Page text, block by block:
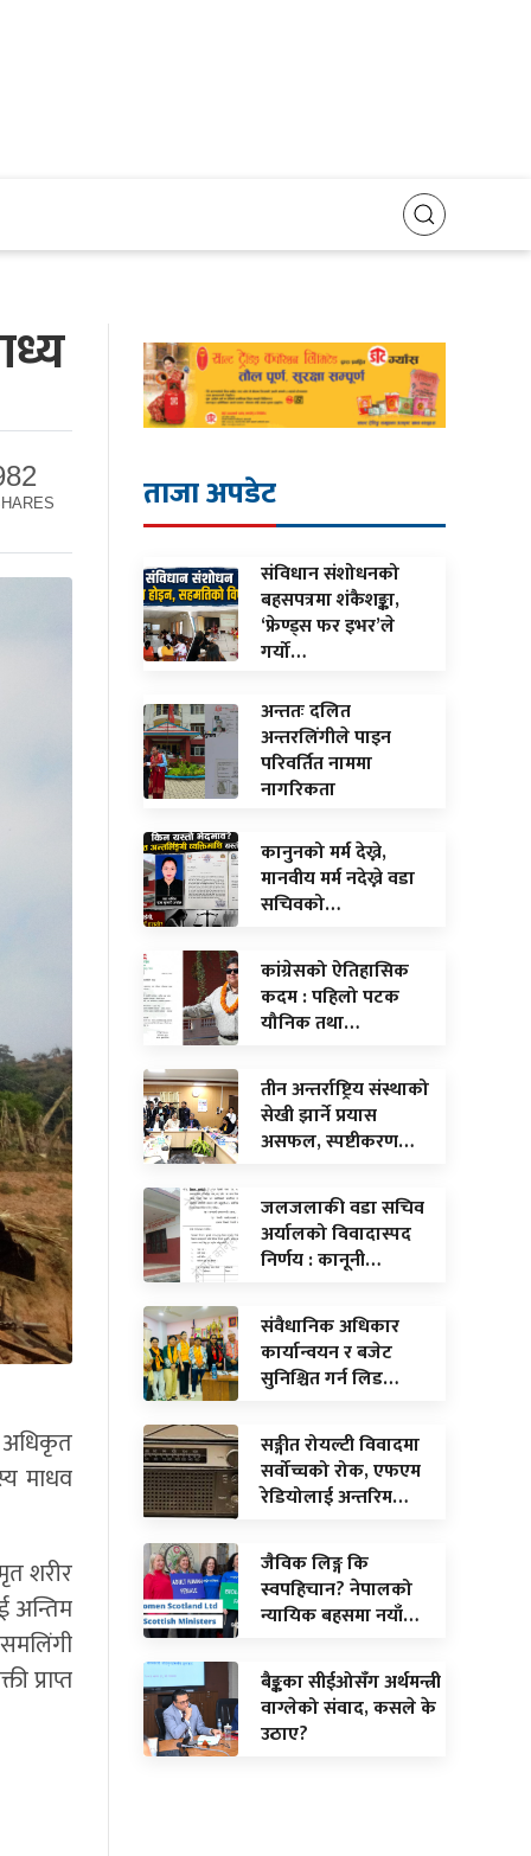
अधिकृत
माधव
शरीर
अन्तिम
प्राप्त
ताजा अपडेट
संविधान संशोधनको
बहसपत्रमा शंकैशङ्का,
‘फ्रेण्ड्स फर इभर’ले
गर्यो…
अन्ततः दलित
अन्तरलिंगीले पाइन
परिवर्तित नाममा
नागरिकता
कानुनको मर्म देख्ने,
मानवीय मर्म नदेख्ने वडा
सचिवको…
कांग्रेसको ऐतिहासिक
कदम : पहिलो पटक
यौनिक तथा…
तीन अन्तर्राष्ट्रिय संस्थाको
सेखी झार्ने प्रयास
असफल, स्पष्टीकरण…
जलजलाकी वडा सचिव
अर्यालको विवादास्पद
निर्णय : कानूनी…
संवैधानिक अधिकार
कार्यान्वयन र बजेट
सुनिश्चित गर्न लिड…
सङ्गीत रोयल्टी विवादमा
सर्वोच्चको रोक, एफएम
रेडियोलाई अन्तरिम…
जैविक लिङ्ग कि
स्वपहिचान? नेपालको
न्यायिक बहसमा नयाँ…
बैङ्कका सीईओसँग अर्थमन्त्री
वाग्लेको संवाद, कसले के
उठाए?